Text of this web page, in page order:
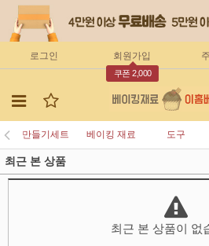
로그인 회원가입
쿠폰 2,000
만들기세트 베이킹 재료 도구
최근 본 상품
최근 본 상품이 없